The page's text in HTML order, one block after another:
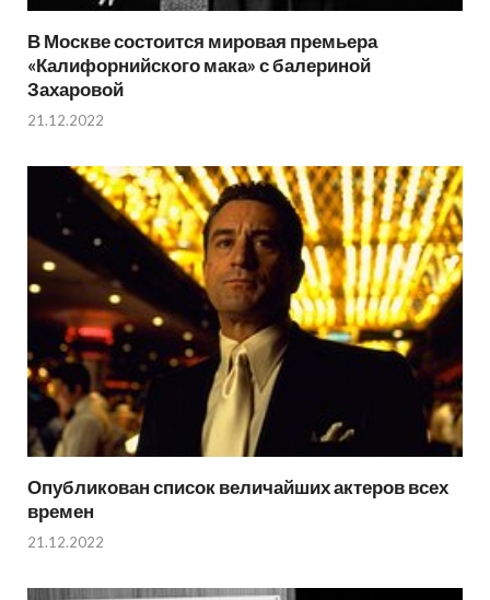
В Москве состоится мировая премьера
«Калифорнийского мака» с балериной
Захаровой
21.12.2022
Опубликован список величайших актеров всех
времен
21.12.2022